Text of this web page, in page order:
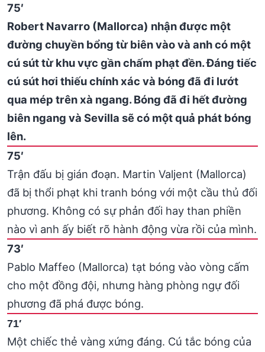
75′
Robert Navarro (Mallorca) nhận được một
đường chuyền bổng từ biên vào và anh có một
cú sút từ khu vực gần chấm phạt đền. Đáng tiếc
cú sút hơi thiếu chính xác và bóng đã đi lướt
qua mép trên xà ngang. Bóng đã đi hết đường
biên ngang và Sevilla sẽ có một quả phát bóng
lên.
75′
Trận đấu bị gián đoạn. Martin Valjent (Mallorca)
đã bị thổi phạt khi tranh bóng với một cầu thủ đối
phương. Không có sự phản đối hay than phiền
nào vì anh ấy biết rõ hành động vừa rồi của mình.
73′
Pablo Maffeo (Mallorca) tạt bóng vào vòng cấm
cho một đồng đội, nhưng hàng phòng ngự đối
phương đã phá được bóng.
71′
Một chiếc thẻ vàng xứng đáng. Cú tắc bóng của